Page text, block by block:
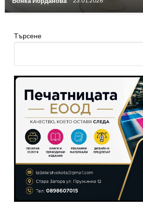
Търсене